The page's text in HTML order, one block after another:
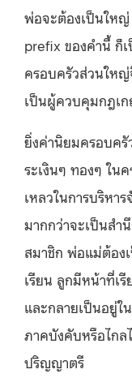
พ่อจะต้องเป็นให
prefix ของคำนี้ ก็
ครอบครัวส่วนให
เป็นผู้ควบคุมกฎเ
ยิ่งค่านิยมครอบครั
ระเงินๆ ทองๆ ใน
เหลวในการบริหา
มากกว่าจะเป็นสำ
สมาชิก พ่อแม่ต้อง
เรียน ลูกมีหน้าที่เ
และกลายเป็นอยู่ใ
ภาคบังคับหรือไกล
ปริญญาตรี